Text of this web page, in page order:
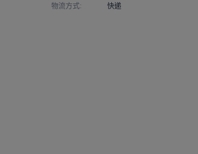
物流方式: 快递